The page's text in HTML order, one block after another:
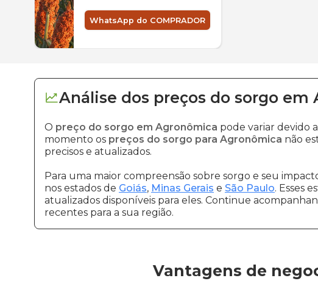
WhatsApp do COMPRADOR
Análise dos preços do sorgo em
O preço do sorgo em Agronômica pode variar devido
momento os preços do sorgo para Agronômica não
precisos e atualizados.
Para uma maior compreensão sobre sorgo e seu
nos estados de Goiás, Minas Gerais e São Paulo. Esses
atualizados disponíveis para eles. Continue
recentes para a sua região.
Vantagens de